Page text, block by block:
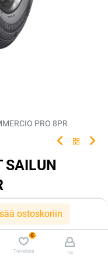
ostoskoriin
0
Toivelista Tili
PRO 8PR